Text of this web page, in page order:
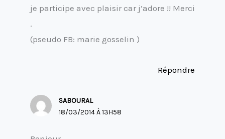
je participe avec plaisir car j’adore !! Merci
.
(pseudo FB: marie gosselin )
Répondre
SABOURAL
18/03/2014 À 13H58